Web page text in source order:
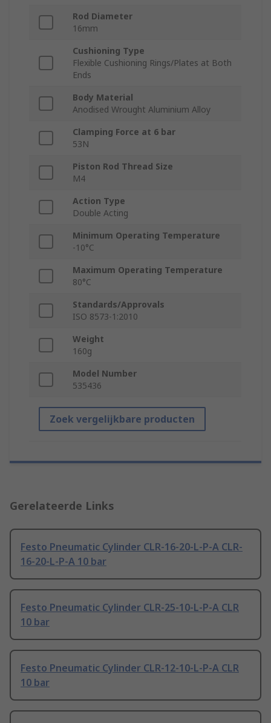
Rod Diameter
16mm
Cushioning Type
Flexible Cushioning Rings/Plates at Both
Ends
Body Material
Anodised Wrought Aluminium Alloy
Clamping Force at 6 bar
53N
Piston Rod Thread Size
M4
Action Type
Double Acting
Minimum Operating Temperature
-10°C
Maximum Operating Temperature
80°C
Standards/Approvals
ISO 8573-1:2010
Weight
160g
Model Number
535436
Zoek vergelijkbare producten
Gerelateerde Links
Festo Pneumatic Cylinder CLR-16-20-L-P-A CLR-
16-20-L-P-A 10 bar
Festo Pneumatic Cylinder CLR-25-10-L-P-A CLR
10 bar
Festo Pneumatic Cylinder CLR-12-10-L-P-A CLR
10 bar